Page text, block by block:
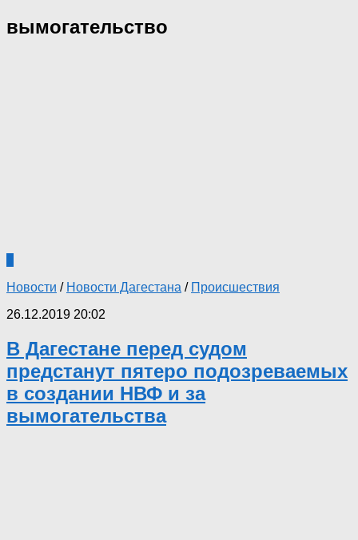
вымогательство
Новости / Новости Дагестана / Происшествия
26.12.2019 20:02
В Дагестане перед судом
предстанут пятеро подозреваемых
в создании НВФ и за
вымогательства